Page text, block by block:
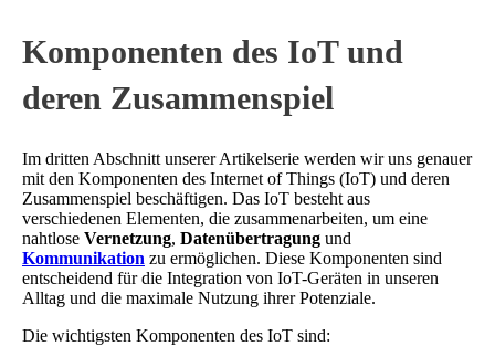
Komponenten des IoT und
deren Zusammenspiel
Im dritten Abschnitt unserer Artikelserie werden wir uns genauer
mit den Komponenten des Internet of Things (IoT) und deren
Zusammenspiel beschäftigen. Das IoT besteht aus
verschiedenen Elementen, die zusammenarbeiten, um eine
nahtlose Vernetzung, Datenübertragung und
Kommunikation zu ermöglichen. Diese Komponenten sind
entscheidend für die Integration von IoT-Geräten in unseren
Alltag und die maximale Nutzung ihrer Potenziale.
Die wichtigsten Komponenten des IoT sind: